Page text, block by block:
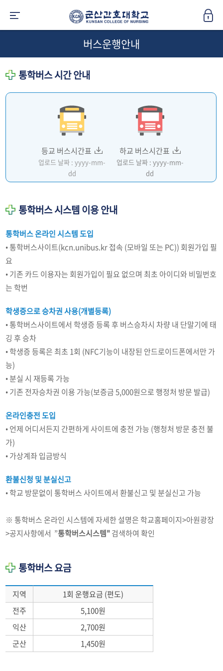
버스운행안내
통학버스 시간 안내
등교 버스시간표
업로드 날짜 : yyyy-mm-
dd
하교 버스시간표
업로드 날짜 : yyyy-mm-
dd
통학버스 시스템 이용 안내
통학버스 온라인 시스템 도입
• 통학버스사이트(kcn.unibus.kr 접속 (모바일 또는 PC)) 회원가입 필
요
• 기존 카드 이용자는 회원가입이 필요 없으며 최초 아이디와 비밀번호
는 학번
학생증으로 승차권 사용(개별등록)
• 통학버스사이트에서 학생증 등록 후 버스승차시 차량 내 단말기에 태
깅 후 승차
• 학생증 등록은 최초 1회 (NFC기능이 내장된 안드로이드폰에서만 가
능)
• 분실 시 재등록 가능
• 기존 전자승차권 이용 가능(보증금 5,000원으로 행정처 방문 발급)
온라인충전 도입
• 언제 어디서든지 간편하게 사이트에 충전 가능 (행청처 방문 충전 불
가)
• 가상계좌 입금방식
환불신청 및 분실신고
• 학교 방문없이 통학버스 사이트에서 환불신고 및 분실신고 가능
※ 통학버스 온라인 시스템에 자세한 설명은 학교홈페이지>아원광장
>공지사항에서 ”통학버스시스템"검색하여 확인
통학버스 요금
지역
1회 운행요금 (편도)
전주
5,100원
익산
2,700원
군산
1,450원